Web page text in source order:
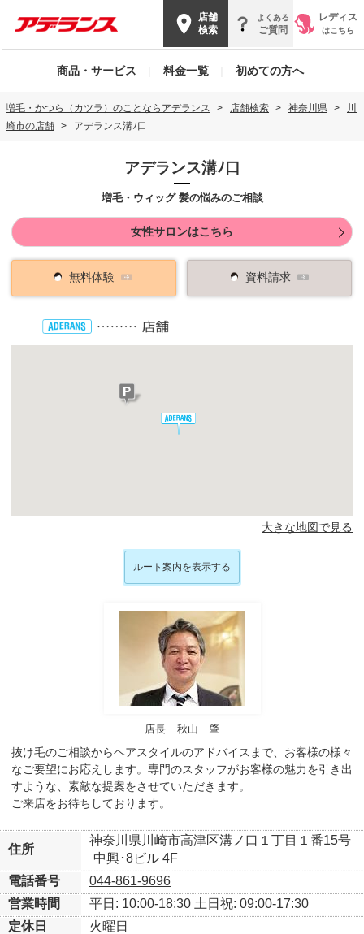
店舗
検索
よくある
ご質問
レディス
はこちら
商品・サービス 料金一覧 初めての方へ
増毛・かつら（カツラ）のことならアデランス 店舗検索 神奈川県
川
崎市の店舗
アデランス溝ﾉ口
アデランス溝ﾉ口
増毛・ウィッグ 髪の悩みのご相談
女性サロンはこちら
無料体験 資料請求
大きな地図で見る
ルート案内を表示する
店長 秋山 肇
抜け毛のご相談からヘアスタイルのアドバイスまで、お客様の様々
なご要望にお応えします。専門のスタッフがお客様の魅力を引き出
すような、素敵な提案をさせていただきます。
ご来店をお待ちしております。
住所
神奈川県川崎市高津区溝ノ口１丁目１番15号
中興･8ビル 4F
電話番号
044-861-9696
営業時間
平日: 10:00-18:30 土日祝: 09:00-17:30
定休日
火曜日